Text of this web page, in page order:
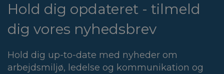
Hold dig opdateret - tilmeld
dig vores nyhedsbrev
Hold dig up-to-date med nyheder om
arbejdsmiljø, ledelse og kommunikation og